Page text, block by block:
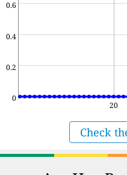
0
0.2
0.4
0.6
20
Check